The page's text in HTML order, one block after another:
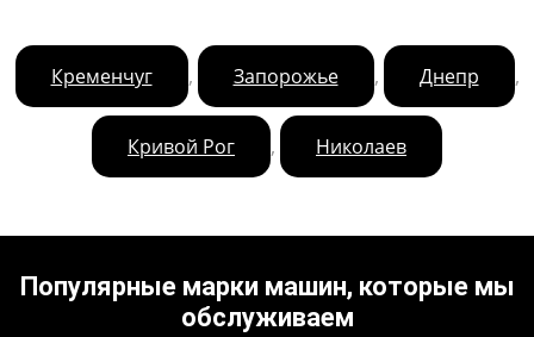
Кременчуг , Запорожье , Днепр ,
Кривой Рог , Николаев
Популярные марки машин, которые мы
обслуживаем